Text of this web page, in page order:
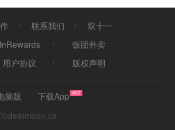
联系我们
双十一
InRewards
饭团外卖
用户协议 版权声明
脑版
下载App